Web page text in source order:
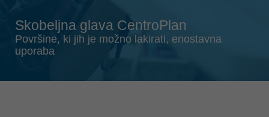
Slovenija
Skobeljna glava CentroPlan
Površine, ki jih je možno lakirati, enostavna
uporaba